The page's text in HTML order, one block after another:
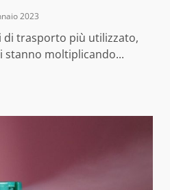
2023
di trasporto più utilizzato,
stanno moltiplicando...